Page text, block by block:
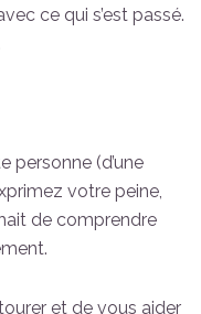
ce qui s’est passé.
personne (d’une
votre peine,
de comprendre
et de vous aider